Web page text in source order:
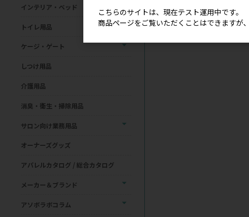
インテリア・ベッド
トイレ用品
ケージ・ゲート
しつけ用品
介護用品
消臭・衛生・掃除用品
サロン向け業務用品
オーナーズグッズ
アパレルカタログ / 総合カタログ
メーカー＆ブランド
アソボラボコラム
こちらのサイトは、現在テスト運用中です。
商品ページをご覧いただくことはできますが